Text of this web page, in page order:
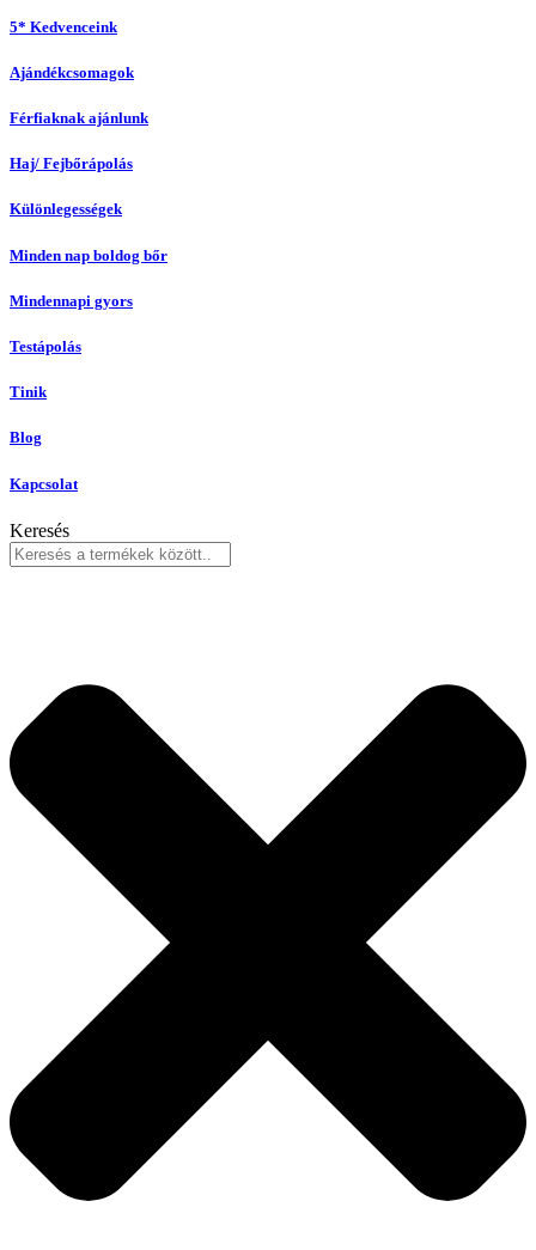
5* Kedvenceink
Ajándékcsomagok
Férfiaknak ajánlunk
Haj/ Fejbőrápolás
Különlegességek
Minden nap boldog bőr
Mindennapi gyors
Testápolás
Tinik
Blog
Kapcsolat
Keresés